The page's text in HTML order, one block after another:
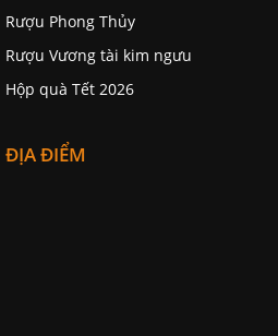
Rượu Phong Thủy
Rượu Vương tài kim ngưu
Hộp quà Tết 2026
ĐỊA ĐIỂM